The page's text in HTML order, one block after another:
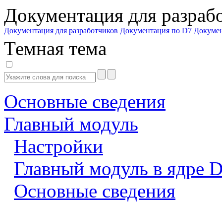
Документация для
Документация для разработчиков Документация по D7
Темная тема
Основные сведения
Главный модуль
Настройки
Главный модуль в ядре
Основные сведения